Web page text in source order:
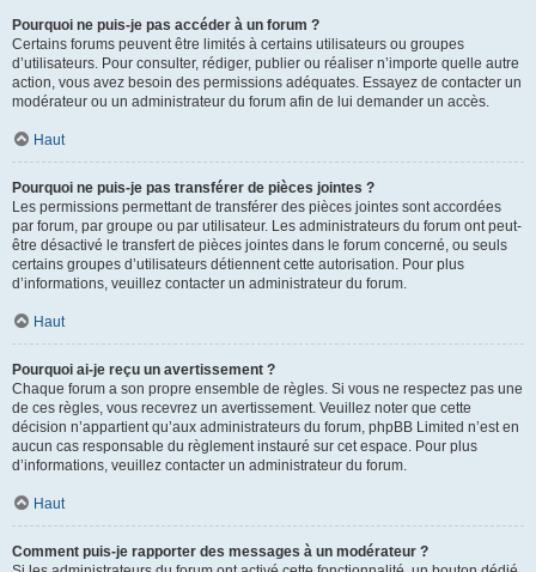
Pourquoi ne puis-je pas accéder à un forum ?
Certains forums peuvent être limités à certains utilisateurs ou groupes
d’utilisateurs. Pour consulter, rédiger, publier ou réaliser n’importe quelle autre
action, vous avez besoin des permissions adéquates. Essayez de contacter un
modérateur ou un administrateur du forum afin de lui demander un accès.
Haut
Pourquoi ne puis-je pas transférer de pièces jointes ?
Les permissions permettant de transférer des pièces jointes sont accordées
par forum, par groupe ou par utilisateur. Les administrateurs du forum ont peut-
être désactivé le transfert de pièces jointes dans le forum concerné, ou seuls
certains groupes d’utilisateurs détiennent cette autorisation. Pour plus
d’informations, veuillez contacter un administrateur du forum.
Haut
Pourquoi ai-je reçu un avertissement ?
Chaque forum a son propre ensemble de règles. Si vous ne respectez pas une
de ces règles, vous recevrez un avertissement. Veuillez noter que cette
décision n’appartient qu’aux administrateurs du forum, phpBB Limited n’est en
aucun cas responsable du règlement instauré sur cet espace. Pour plus
d’informations, veuillez contacter un administrateur du forum.
Haut
Comment puis-je rapporter des messages à un modérateur ?